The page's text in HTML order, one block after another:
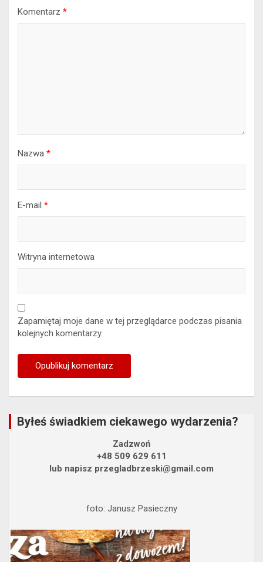
Komentarz *
Nazwa *
E-mail *
Witryna internetowa
Zapamiętaj moje dane w tej przeglądarce podczas pisania
kolejnych komentarzy.
Byłeś świadkiem ciekawego wydarzenia?
Zadzwoń
+48 509 629 611
lub napisz przegladbrzeski@gmail.com
foto: Janusz Pasieczny